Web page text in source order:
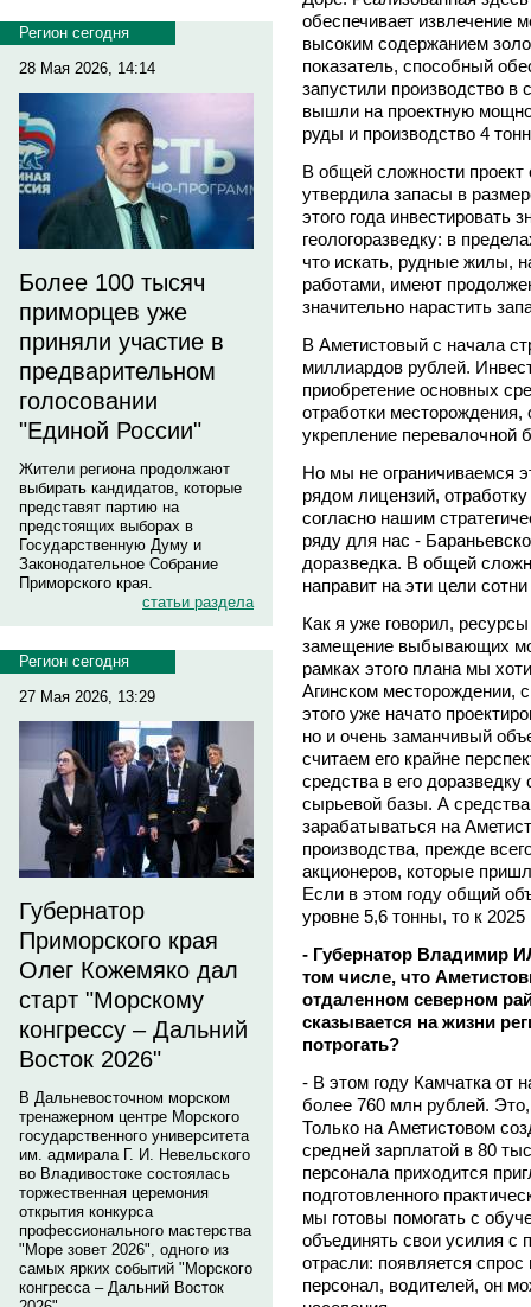
Регион сегодня
28 Мая 2026, 14:14
Более 100 тысяч
приморцев уже
приняли участие в
предварительном
голосовании
"Единой России"
Жители региона продолжают
выбирать кандидатов, которые
представят партию на
предстоящих выборах в
Государственную Думу и
Законодательное Собрание
Приморского края.
статьи раздела
Регион сегодня
27 Мая 2026, 13:29
Губернатор
Приморского края
Олег Кожемяко дал
старт "Морскому
конгрессу – Дальний
Восток 2026"
В Дальневосточном морском
тренажерном центре Морского
государственного университета
им. адмирала Г. И. Невельского
во Владивостоке состоялась
торжественная церемония
открытия конкурса
профессионального мастерства
"Море зовет 2026", одного из
самых ярких событий "Морского
конгресса – Дальний Восток
обеспечивает извлечение
высоким содержанием
показатель, способный
запустили производство в
вышли на проектную
руды и производство 4
В общей сложности проект
утвердила запасы в
этого года инвестировать
геологоразведку: в
что искать, рудные жилы,
работами, имеют
значительно нарастить
В Аметистовый с начала
миллиардов рублей.
приобретение основных
отработки месторождения,
укрепление перевалочной
Но мы не ограничиваемся
рядом лицензий,
согласно нашим
ряду для нас -
доразведка. В общей
направит на эти цели
Как я уже говорил,
замещение выбывающих
рамках этого плана мы
Агинском месторождении,
этого уже начато
но и очень заманчивый
считаем его крайне
средства в его
сырьевой базы. А
зарабатываться на
производства, прежде
акционеров, которые
Если в этом году общий
уровне 5,6 тонны, то к
- Губернатор Владимир
том числе, что
отдаленном северном
сказывается на жизни
потрогать?
- В этом году Камчатка от
более 760 млн рублей.
Только на Аметистовом
средней зарплатой в 80
персонала приходится
подготовленного
мы готовы помогать с
объединять свои усилия с
отрасли: появляется спрос
персонал, водителей, он